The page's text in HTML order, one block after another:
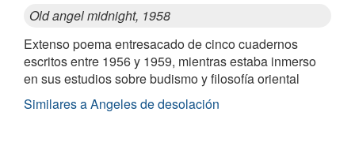
Old angel midnight, 1958
Extenso poema entresacado de cinco cuadernos
escritos entre 1956 y 1959, mientras estaba inmerso
en sus estudios sobre budismo y filosofía oriental
Similares a Angeles de desolación